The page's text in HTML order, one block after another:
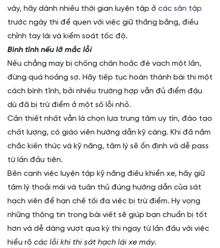
vậy, hãy dành nhiều thời gian luyện tập ở các sân tập
trước ngày thi để quen với việc giữ thăng bằng, điều
chỉnh tay lái và kiểm soát tốc độ.
Bình tĩnh nếu lỡ mắc lỗi
Nếu chẳng may bị chống chân hoặc đè vạch một lần,
đừng quá hoảng sợ. Hãy tiếp tục hoàn thành bài thi một
cách bình tĩnh, bởi nhiều trường hợp vẫn đủ điểm đậu
dù đã bị trừ điểm ở một số lỗi nhỏ.
Cần thiết nhất vẫn là chọn lựa trung tâm uy tín, đào tạo
chất lượng, có giáo viên hướng dẫn kỹ càng. Khi đã nắm
chắc kiến thức và kỹ năng, tâm lý sẽ ổn định và dễ pass
từ lần đầu tiên.
Bên cạnh việc luyện tập kỹ năng điều khiển xe, hãy giữ
tâm lý thoải mái và tuân thủ đúng hướng dẫn của sát
hạch viên để hạn chế tối đa việc bị trừ điểm. Hy vọng
những thông tin trong bài viết sẽ giúp bạn chuẩn bị tốt
hơn và dễ dàng vượt qua kỳ thi ngay từ lần đầu với việc
hiểu rõ các lỗi khi thi sát hạch lái xe máy.